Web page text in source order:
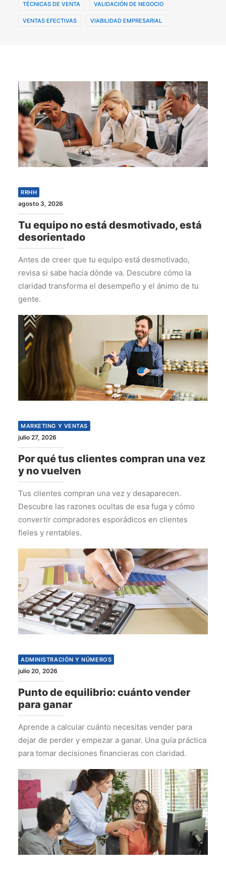
TÉCNICAS DE VENTA VALIDACIÓN DE NEGOCIO
VENTAS EFECTIVAS VIABILIDAD EMPRESARIAL
RRHH
agosto 3, 2026
Tu equipo no está desmotivado, está
desorientado
Antes de creer que tu equipo está desmotivado,
revisa si sabe hacia dónde va. Descubre cómo la
claridad transforma el desempeño y el ánimo de tu
gente.
MARKETING Y VENTAS
julio 27, 2026
Por qué tus clientes compran una vez
y no vuelven
Tus clientes compran una vez y desaparecen.
Descubre las razones ocultas de esa fuga y cómo
convertir compradores esporádicos en clientes
fieles y rentables.
ADMINISTRACIÓN Y NÚMEROS
julio 20, 2026
Punto de equilibrio: cuánto vender
para ganar
Aprende a calcular cuánto necesitas vender para
dejar de perder y empezar a ganar. Una guía práctica
para tomar decisiones financieras con claridad.